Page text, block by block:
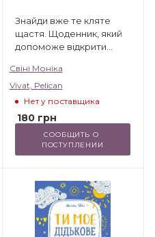
Знайди вже те кляте
щастя. Щоденник, який
допоможе відкрити
Свіні Моніка
Vivat, Pelican
Нет у поставщика
180грн
СООБЩИТЬ О
ПОСТУПЛЕНИИ